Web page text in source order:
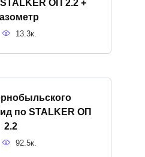
ОП 2.2 +
13.3к.
по STALKER ОП
2.2
92.5к.